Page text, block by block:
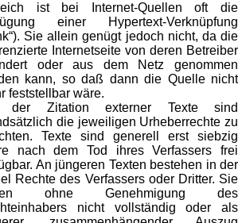
ist bei Internet-Quellen oft die
einer Hypertext-Verknüpfung
Sie allein genügt jedoch nicht, da die
Internetseite von deren Betreiber
oder aus dem Netz genommen
kann, so daß dann die Quelle nicht
feststellbar wäre.
der Zitation externer Texte sind
die jeweiligen Urheberrechte zu
Texte sind generell erst siebzig
nach dem Tod ihres Verfassers frei
An jüngeren Texten bestehen in der
Rechte des Verfassers oder Dritter. Sie
ohne Genehmigung des
nicht vollständig oder als